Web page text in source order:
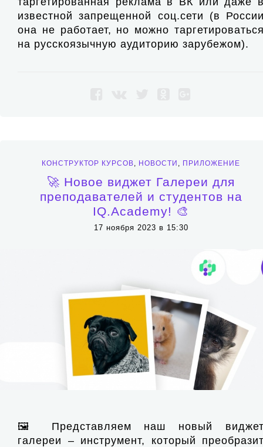
известной запрещенной соц.сети (в
она не работает, но можно
на русскоязычную аудиторию зарубежом).
КОНСТРУКТОР КУРСОВ, НОВОСТИ , ПРИЛОЖЕНИЕ
🚀 Новое виджет Галереи для
преподавателей и студентов на
IQ.Academy! 🎨
17 ноября 2023 в 15:30
🖼️ Представляем наш новый
галереи – инструмент, который